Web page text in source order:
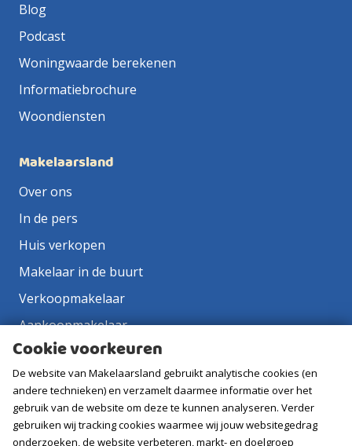
Blog
Podcast
Woningwaarde berekenen
Informatiebrochure
Woondiensten
Makelaarsland
Over ons
In de pers
Huis verkopen
Makelaar in de buurt
Verkoopmakelaar
Aankoopmakelaar
Contact
Vacatures
Volg ons
Cookie voorkeuren
De website van Makelaarsland gebruikt analytische cookies (en
andere technieken) en verzamelt daarmee informatie over het
gebruik van de website om deze te kunnen analyseren. Verder
gebruiken wij tracking cookies waarmee wij jouw websitegedrag
onderzoeken, de website verbeteren, markt- en doelgroep